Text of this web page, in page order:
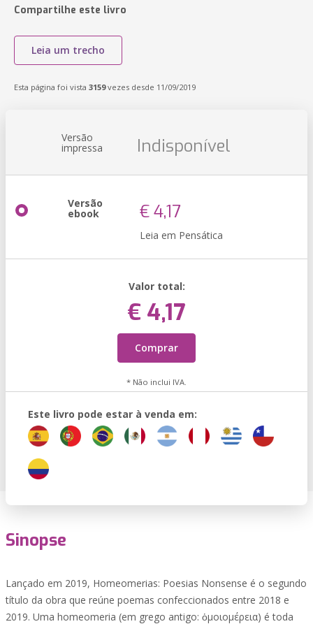
Compartilhe este livro
Leia um trecho
Esta página foi vista 3159vezes desde 11/09/2019
Versão
impressa Indisponível
Versão
ebook € 4,17
Leia em Pensática
Valor total:
€ 4,17
Comprar
* Não inclui IVA.
Este livro pode estar à venda em:
Sinopse
Lançado em 2019, Homeomerias: Poesias Nonsense é o segundo
título da obra que reúne poemas confeccionados entre 2018 e
2019. Uma homeomeria (em grego antigo: ὁμοιομέρεια) é toda